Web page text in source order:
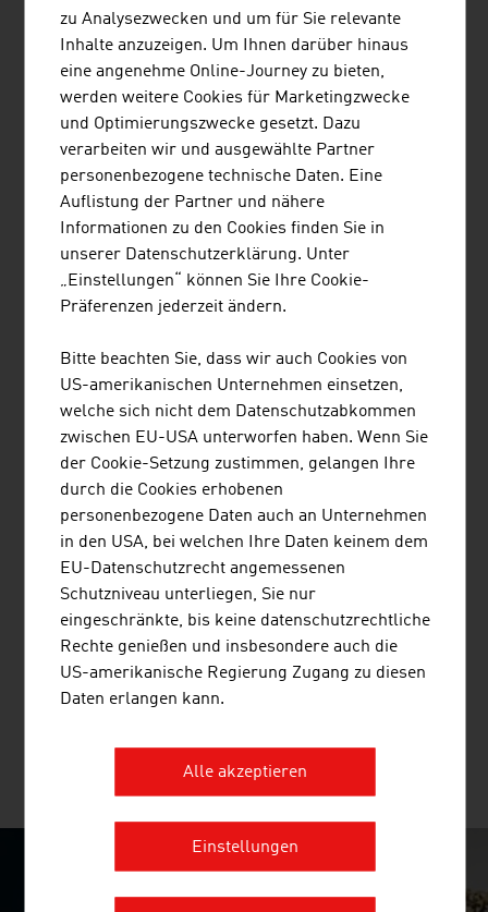
"SNOWSPORTS GMBH"
Snowsports GmbH – Snowsports Academy ist
spezialisiert auf Aus- und Weiterbildung von Skilehrern
und Snowboardlehrern, die Entwicklung von
Schneesportprojekten und Beratung im
Wintersporttourismus.
DOPPELMAYR GRUPPE
Die Doppelmayr Gruppe repräsentiert Qualitäts-,
Technologie- und Marktführerschaft im Bau von
Seilbahnsystemen für den Personen- und
Materialtransport sowie hochtechnologischer
Intralogistik-Lösungen.
MEHR UNTERNEHMEN
SURPRISINGLY INGENIOUS
zu Analysezwecken und um für Sie relevante
Inhalte anzuzeigen. Um Ihnen darüber hinaus
eine angenehme Online-Journey zu bieten,
werden weitere Cookies für Marketingzwecke
und Optimierungszwecke gesetzt. Dazu
verarbeiten wir und ausgewählte Partner
personenbezogene technische Daten. Eine
Auflistung der Partner und nähere
Informationen zu den Cookies finden Sie in
unserer Datenschutzerklärung. Unter
„Einstellungen“ können Sie Ihre Cookie-
Präferenzen jederzeit ändern.
Bitte beachten Sie, dass wir auch Cookies von
US-amerikanischen Unternehmen einsetzen,
welche sich nicht dem Datenschutzabkommen
zwischen EU-USA unterworfen haben. Wenn Sie
der Cookie-Setzung zustimmen, gelangen Ihre
durch die Cookies erhobenen
personenbezogene Daten auch an Unternehmen
in den USA, bei welchen Ihre Daten keinem dem
EU-Datenschutzrecht angemessenen
Schutzniveau unterliegen, Sie nur
eingeschränkte, bis keine datenschutzrechtliche
Rechte genießen und insbesondere auch die
US-amerikanische Regierung Zugang zu diesen
Daten erlangen kann.
Alle akzeptieren
Einstellungen